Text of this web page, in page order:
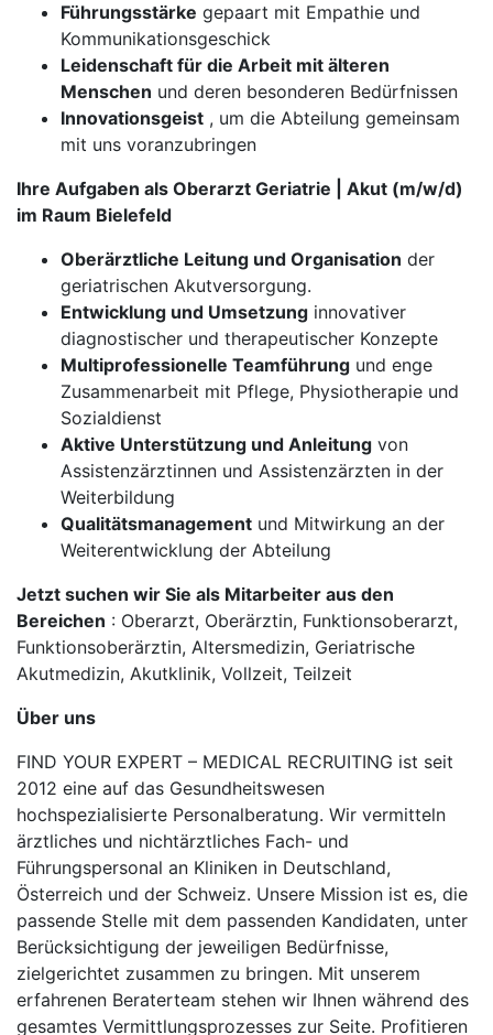
Führungsstärke gepaart mit Empathie und
Kommunikationsgeschick
Leidenschaft für die Arbeit mit älteren
Menschen und deren besonderen Bedürfnissen
Innovationsgeist , um die Abteilung gemeinsam
mit uns voranzubringen
Ihre Aufgaben als Oberarzt Geriatrie | Akut (m/w/d)
im Raum Bielefeld
Oberärztliche Leitung und Organisation der
geriatrischen Akutversorgung.
Entwicklung und Umsetzung innovativer
diagnostischer und therapeutischer Konzepte
Multiprofessionelle Teamführung und enge
Zusammenarbeit mit Pflege, Physiotherapie und
Sozialdienst
Aktive Unterstützung und Anleitung von
Assistenzärztinnen und Assistenzärzten in der
Weiterbildung
Qualitätsmanagement und Mitwirkung an der
Weiterentwicklung der Abteilung
Jetzt suchen wir Sie als Mitarbeiter aus den
Bereichen : Oberarzt, Oberärztin, Funktionsoberarzt,
Funktionsoberärztin, Altersmedizin, Geriatrische
Akutmedizin, Akutklinik, Vollzeit, Teilzeit
Über uns
FIND YOUR EXPERT – MEDICAL RECRUITING ist seit
2012 eine auf das Gesundheitswesen
hochspezialisierte Personalberatung. Wir vermitteln
ärztliches und nichtärztliches Fach- und
Führungspersonal an Kliniken in Deutschland,
Österreich und der Schweiz. Unsere Mission ist es, die
passende Stelle mit dem passenden Kandidaten, unter
Berücksichtigung der jeweiligen Bedürfnisse,
zielgerichtet zusammen zu bringen. Mit unserem
erfahrenen Beraterteam stehen wir Ihnen während des
gesamtes Vermittlungsprozesses zur Seite. Profitieren